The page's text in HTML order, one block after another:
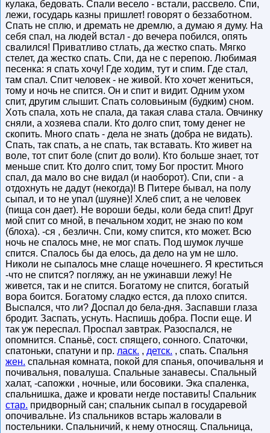
кулака, бедовать. Спали весело - встали, рассвело. Спи,
лежи, государь казны пришлет! говорят о беззаботном.
Спать не сплю, и дремать не дремлю, а думаю я думу. На
себя спал, на людей встал - до вечера побился, опять
свалился! Приватливо стлать, да жестко спать. Мягко
стелет, да жестко спать. Спи, да не с перепою. Любимая
песенка: я спать хочу! Где ходим, тут и спим. Где стал,
там спал. Спит человек - не живой. Кто хочет жениться,
тому и ночь не спится. Он и спит и видит. Одним ухом
спит, другим слышит. Спать соловьиным (будким) сном.
Хоть спала, хоть не спала, да такая слава стала. Овчинку
сняли, а хозяева спали. Кто долго спит, тому денег не
скопить. Много спать - дела не знать (добра не видать).
Спать, так спать, а не спать, так вставать. Кто живет на
воле, тот спит боле (спит до воли). Кто больше знает, тот
меньше спит. Кто долго спит, тому Бог простит. Много
спал, да мало во сне видал (и наоборот). Спи, спи - а
отдохнуть не дадут (некогда)! В Питере бывал, на полу
сыпал, и то не упал (шуяне)! Хлеб спит, а не человек
(пища сон дает). Не вороши беды, коли беда спит! Друг
мой спит со мной, в печальном ходит, не знаю по ком
(блоха). -ся , безличн. Спи, кому спится, кто может. Всю
ночь не спалось мне, не мог спать. Под шумок лучше
спится. Спалось бы да елось, да дело на ум не шло.
Николи не сыпалось мне слаще ночешнего. Я креститься
-что не спится? погляжу, ан не ужинавши лежу! Не
живется, так и не спится. Богатому не спится, богатый
вора боится. Богатому сладко естся, да плохо спится.
Выспался, что ли? Доспал до бела-дня. Заспавши глаза
бродит. Заспать, уснуть. Наспишь добра. Поспи еще. И
так уж переспал. Проспал завтрак. Разоспался, не
опомнится. Спаньё, сост. спящего, сонного. Спаточки,
спатоньки, спатуни и пр. ласк. , детск. , спать. Спальня
жен. спальная комната, покой для спанья, опочивальня и
почивальня, повалуша. Спальные занавесы. Спальный
халат, -сапожки , ночные, или босовики. Эка спаленка,
спальнишка, даже и кровати негде поставить! Спальник
стар. придворный сан; спальник сыпал в государевой
опочивальне. Из спальников встарь жаловали в
постельники. Спальничий, к нему относящ. Спальница,